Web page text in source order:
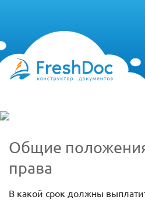
Общие
права
В какой срок должны